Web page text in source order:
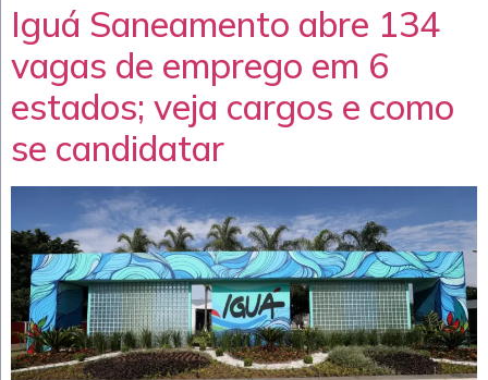
Iguá Saneamento abre 134
vagas de emprego em 6
estados; veja cargos e como
se candidatar